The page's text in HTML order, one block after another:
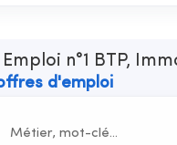
Emploi n°1 BTP,
d'emploi